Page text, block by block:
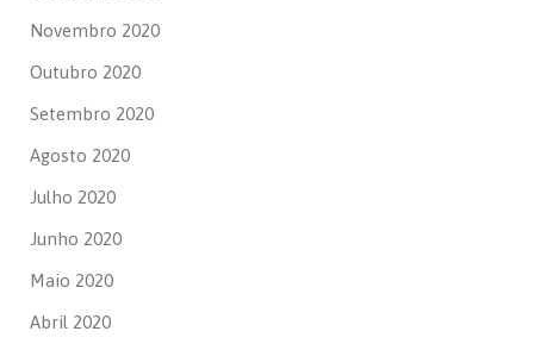
Novembro 2020
Outubro 2020
Setembro 2020
Agosto 2020
Julho 2020
Junho 2020
Maio 2020
Abril 2020